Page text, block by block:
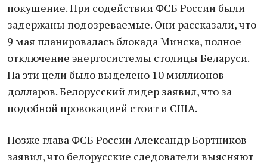
покушение. При содействии ФСБ России были
задержаны подозреваемые. Они рассказали, что
9 мая планировалась блокада Минска, полное
отключение энергосистемы столицы Беларуси.
На эти цели было выделено 10 миллионов
долларов. Белорусский лидер заявил, что за
подобной провокацией стоит и США.
Позже глава ФСБ России Александр Бортников
заявил, что белорусские следователи выясняют